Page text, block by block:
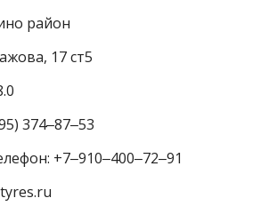
район
17 ст5
374‒87‒53
+7‒910‒400‒72‒91